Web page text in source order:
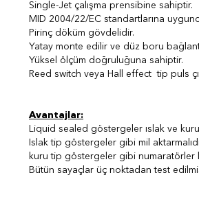
Single-Jet çalışma prensibine sahiptir.
MID 2004/22/EC standartlarına
Pirinç döküm gövdelidir.
Yatay monte edilir ve düz boru
Yüksel ölçüm doğruluğuna sahiptir.
Reed switch veya Hall effect tip puls
Avantajlar:
Liquid sealed göstergeler ıslak ve
Islak tip göstergeler gibi mil
kuru tip göstergeler gibi numaratörler
Bütün sayaçlar üç noktadan test